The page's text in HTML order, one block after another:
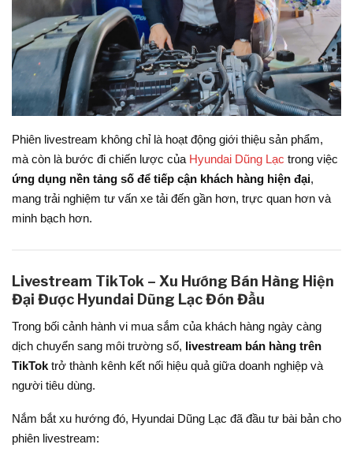
Phiên livestream không chỉ là hoạt động giới thiệu sản phẩm,
mà còn là bước đi chiến lược của Hyundai Dũng Lạc trong việc
ứng dụng nền tảng số để tiếp cận khách hàng hiện đại,
mang trải nghiệm tư vấn xe tải đến gần hơn, trực quan hơn và
minh bạch hơn.
Livestream TikTok – Xu Hướng Bán Hàng Hiện
Đại Được Hyundai Dũng Lạc Đón Đầu
Trong bối cảnh hành vi mua sắm của khách hàng ngày càng
dịch chuyển sang môi trường số, livestream bán hàng trên
TikTok trở thành kênh kết nối hiệu quả giữa doanh nghiệp và
người tiêu dùng.
Nắm bắt xu hướng đó, Hyundai Dũng Lạc đã đầu tư bài bản cho
phiên livestream: